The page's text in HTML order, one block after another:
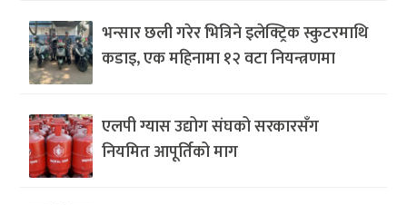
भन्सार छली गरेर भित्रिने इलेक्ट्रिक स्कुटरमाथि
कडाइ, एक महिनामा १२ वटा नियन्त्रणमा
एलपी ग्यास उद्योग संघको सरकारसँग
नियमित आपूर्तिको माग